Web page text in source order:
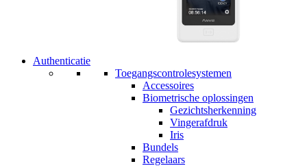
Authenticatie
Toegangscontrolesystemen
Accessoires
Biometrische oplossingen
Gezichtsherkenning
Vingerafdruk
Iris
Bundels
Regelaars